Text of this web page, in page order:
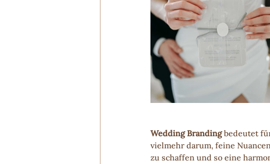
Wedding Branding bedeutet
vielmehr darum, feine
zu schaffen und so eine